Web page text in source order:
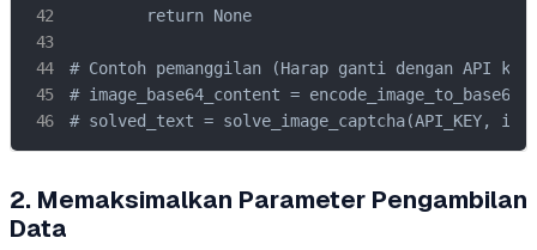
        return None
# Contoh pemanggilan (Harap ganti dengan API
# image_base64_content =
# solved_text = solve_image_captcha(API_KEY,
2. Memaksimalkan Parameter Pengambilan
Data